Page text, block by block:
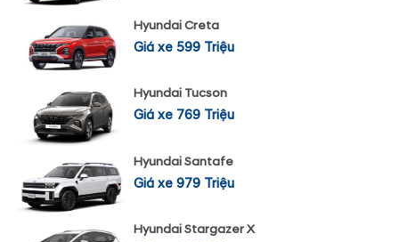
Hyundai Creta
Giá xe 599 Triệu
Hyundai Tucson
Giá xe 769 Triệu
Hyundai Santafe
Giá xe 979 Triệu
Hyundai Stargazer X